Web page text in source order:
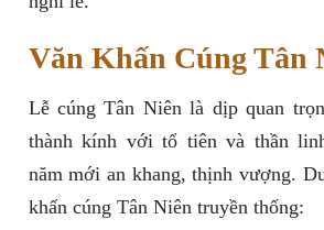
Văn Khấn Cúng Tân
Lễ cúng Tân Niên là dịp quan
thành kính với tổ tiên và thần
năm mới an khang, thịnh vượng.
khấn cúng Tân Niên truyền thống: